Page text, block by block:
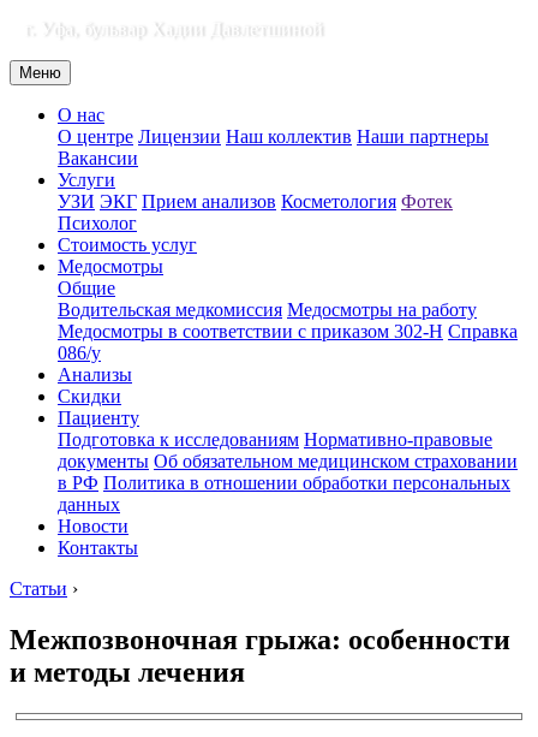
г. Уфа, бульвар Хадии Давлетшиной
Меню
О нас
О центре Лицензии Наш коллектив Наши партнеры
Вакансии
Услуги
УЗИ ЭКГ Прием анализов Косметология Фотек
Психолог
Стоимость услуг
Медосмотры
Общие
Водительская медкомиссия Медосмотры на работу
Медосмотры в соответствии с приказом 302-Н Справка
086/у
Анализы
Скидки
Пациенту
Подготовка к исследованиям Нормативно-правовые
документы Об обязательном медицинском страховании
в РФ Политика в отношении обработки персональных
данных
Новости
Контакты
Статьи ›
Межпозвоночная грыжа: особенности
и методы лечения